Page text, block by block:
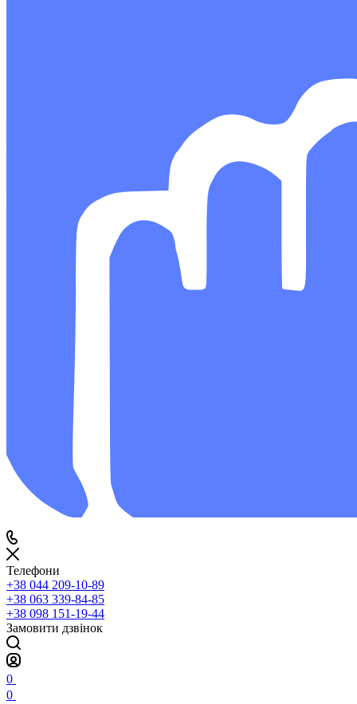
Телефони
+38 044 209-10-89
+38 063 339-84-85
+38 098 151-19-44
Замовити дзвінок
0
0